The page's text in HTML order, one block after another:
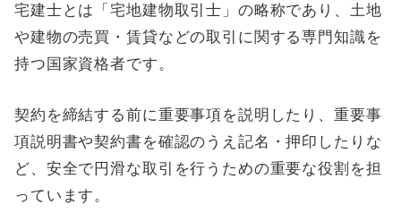
宅建士とは「宅地建物取引士」の略称であり、土地
や建物の売買・賃貸などの取引に関する専門知識を
持つ国家資格者です。
契約を締結する前に重要事項を説明したり、重要事
項説明書や契約書を確認のうえ記名・押印したりな
ど、安全で円滑な取引を行うための重要な役割を担
っています。